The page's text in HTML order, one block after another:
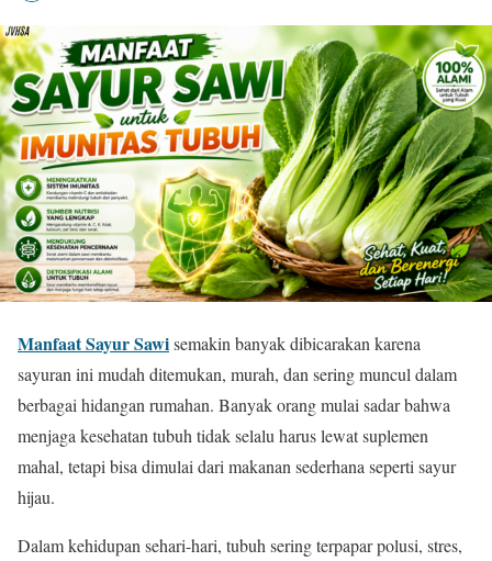
Manfaat Sayur Sawisemakin banyak dibicarakan karena
sayuran ini mudah ditemukan, murah, dan sering muncul dalam
berbagai hidangan rumahan. Banyak orang mulai sadar bahwa
menjaga kesehatan tubuh tidak selalu harus lewat suplemen
mahal, tetapi bisa dimulai dari makanan sederhana seperti sayur
hijau.
Dalam kehidupan sehari-hari, tubuh sering terpapar polusi, stres,